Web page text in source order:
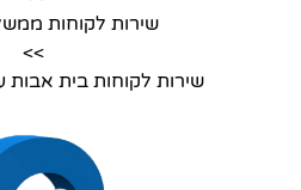
שירות לקוחות
>>
שירות לקוחות בית אבות